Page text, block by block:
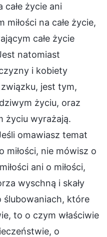
życie ani
na całe życie,
całe życie
natomiast
i kobiety
jest tym,
życiu, oraz
życiu wyrażają.
omawiasz temat
miłości, nie mówisz o
ani o miłości,
wyschną i skały
ślubowaniach, które
to o czym właściwie
o